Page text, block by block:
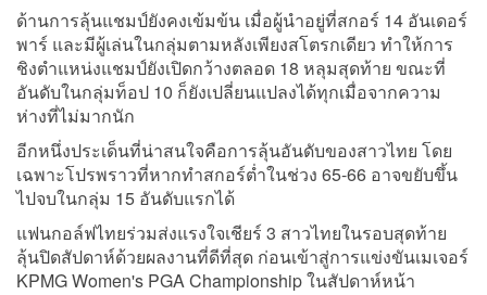
ด้านการลุ้นแชมป์ยังคงเข้มข้น เมื่อผู้นำอยู่ที่สกอร์ 14 อันเดอร์
พาร์ และมีผู้เล่นในกลุ่มตามหลังเพียงสโตรกเดียว ทำให้การ
ชิงตำแหน่งแชมป์ยังเปิดกว้างตลอด 18 หลุมสุดท้าย ขณะที่
อันดับในกลุ่มท็อป 10 ก็ยังเปลี่ยนแปลงได้ทุกเมื่อจากความ
ห่างที่ไม่มากนัก
อีกหนึ่งประเด็นที่น่าสนใจคือการลุ้นอันดับของสาวไทย โดย
เฉพาะโปรพราวที่หากทำสกอร์ต่ำในช่วง 65-66 อาจขยับขึ้น
ไปจบในกลุ่ม 15 อันดับแรกได้
แฟนกอล์ฟไทยร่วมส่งแรงใจเชียร์ 3 สาวไทยในรอบสุดท้าย
ลุ้นปิดสัปดาห์ด้วยผลงานที่ดีที่สุด ก่อนเข้าสู่การแข่งขันเมเจอร์
KPMG Women's PGA Championship ในสัปดาห์หน้า